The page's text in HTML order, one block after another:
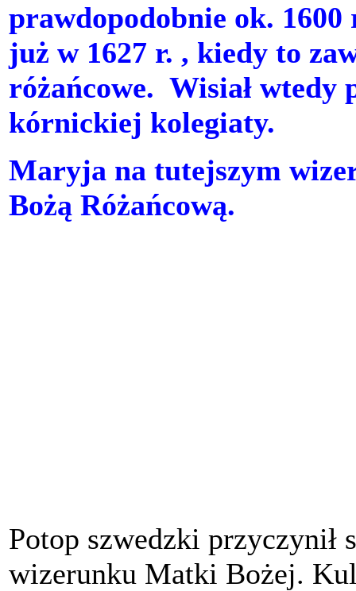
prawdopodobnie ok. 1600
już w 1627 r. , kiedy to
różańcowe. Wisiał
kórnickiej kolegiaty.
Maryja na tutejszym
Bożą Różańcową.
Potop szwedzki przyczynił
wizerunku Matki Bożej.